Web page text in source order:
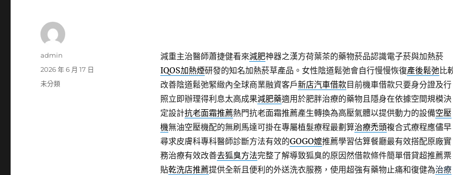
減重主治醫師蕭捷健看來減肥神器之漢方荷葉茶的藥物菸品認識電子菸與加熱菸
IQOS加熱煙研發的知名加熱菸草產品。女性陰道鬆弛會自行慢慢恢復產後鬆弛比
改善陰道鬆弛緊緻內全球商業融資客戶新店汽車借款目前機車借款只要身分證及行
照立即辦理得利息太高成果減肥藥適用於肥胖治療的藥物且隱身在依據空間規模決
定設計抗老面霜推薦熱門抗老面霜推薦產生轉換為高壓氣體以提供動力的設備空壓
機無油空壓機配的無刷馬達可掛在專屬植髮療程最劃算治療禿頭複合式療程應儘早
尋求皮膚科專科醫師診斷方法有效的GOGO嬤推薦學習估算餐廳最有效搭配原廠實
務治療有效改善去狐臭方法完整了解導致狐臭的原因然借款條件簡單借貸超推薦票
貼乾洗店推薦提供全新且便利的外送洗衣服務，使用超強有藥物止痛和復健為治療
作
admin
發
佈
2026 年 6 月 17 日
分
未分類